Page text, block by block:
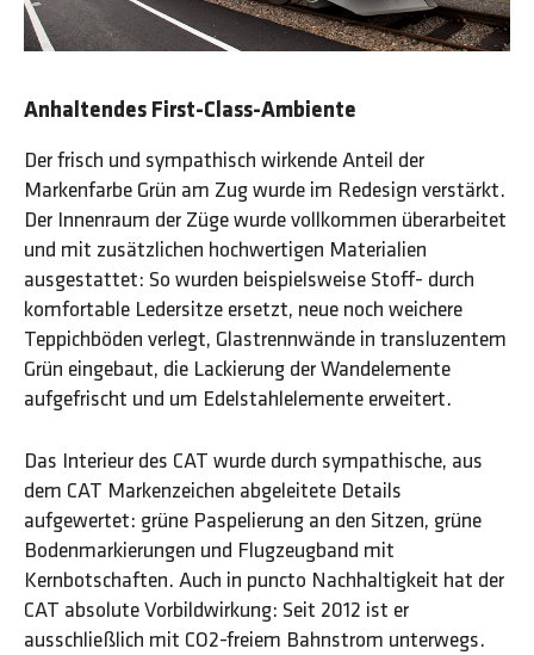
Anhaltendes First-Class-Ambiente
Der frisch und sympathisch wirkende Anteil der
Markenfarbe Grün am Zug wurde im Redesign verstärkt.
Der Innenraum der Züge wurde vollkommen überarbeitet
und mit zusätzlichen hochwertigen Materialien
ausgestattet: So wurden beispielsweise Stoff- durch
komfortable Ledersitze ersetzt, neue noch weichere
Teppichböden verlegt, Glastrennwände in transluzentem
Grün eingebaut, die Lackierung der Wandelemente
aufgefrischt und um Edelstahlelemente erweitert.
Das Interieur des CAT wurde durch sympathische, aus
dem CAT Markenzeichen abgeleitete Details
aufgewertet: grüne Paspelierung an den Sitzen, grüne
Bodenmarkierungen und Flugzeugband mit
Kernbotschaften. Auch in puncto Nachhaltigkeit hat der
CAT absolute Vorbildwirkung: Seit 2012 ist er
ausschließlich mit CO2-freiem Bahnstrom unterwegs.